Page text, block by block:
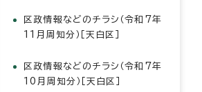
区政情報などのチラシ（令和7年
11月周知分）［天白区］
区政情報などのチラシ（令和7年
10月周知分）［天白区］